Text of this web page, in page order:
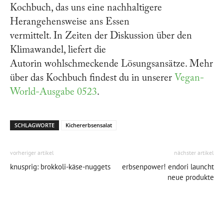
Kochbuch, das uns eine nachhaltigere
Herangehensweise ans Essen
vermittelt. In Zeiten der Diskussion über den
Klimawandel, liefert die
Autorin wohlschmeckende Lösungsansätze. Mehr
über das Kochbuch findest du in unserer Vegan-
World-Ausgabe 0523.
SCHLAGWORTE Kichererbsensalat
vorheriger artikel
knusprig: brokkoli-käse-nuggets
nächster artikel
erbsenpower! endori launcht
neue produkte